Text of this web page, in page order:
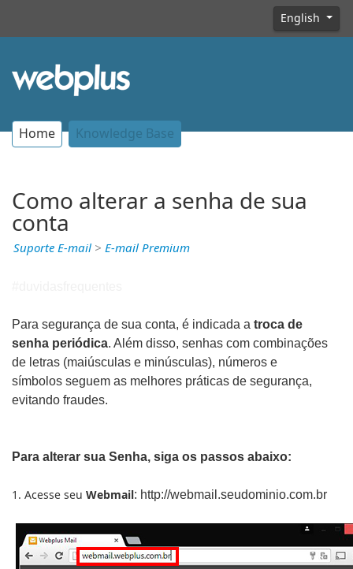
English
Home Knowledge Base
Como alterar a senha de sua
conta
Suporte E-mail > E-mail Premium
Para segurança de sua conta, é indicada a troca de
senha periódica. Além disso, senhas com combinações
de letras (maiúsculas e minúsculas), números e
símbolos seguem as melhores práticas de segurança,
evitando fraudes.
Para alterar sua Senha, siga os passos abaixo:
1. Acesse seu Webmail: http://webmail.seudominio.com.br